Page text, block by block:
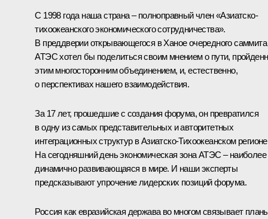
С 1998 года наша страна – полноправный член «Азиатско-
тихоокеанского экономического сотрудничества».
В преддверии открывающегося в Ханое очередного саммита
АТЭС хотел бы поделиться своим мнением о пути,
этим многосторонним объединением, и, естественно,
о перспективах нашего взаимодействия.
За 17 лет, прошедшие с создания форума, он превратился
в одну из самых представительных и авторитетных
интеграционных структур в Азиатско-Тихоокеанском
На сегодняшний день экономическая зона АТЭС – наиболее
динамично развивающаяся в мире. И наши эксперты
предсказывают упрочение лидерских позиций форума.
Россия как евразийская держава во многом связывает